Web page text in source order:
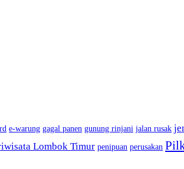
e-warung gagal panen gunung rinjani jalan rusak
Lombok Timur penipuan perusakan